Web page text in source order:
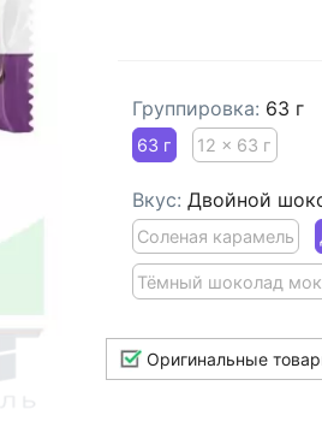
Группировка: 63 г
63 г 12 x 63 г
Вкус: Двойной
Соленая карамель
Тёмный шоколад
Оригинальные